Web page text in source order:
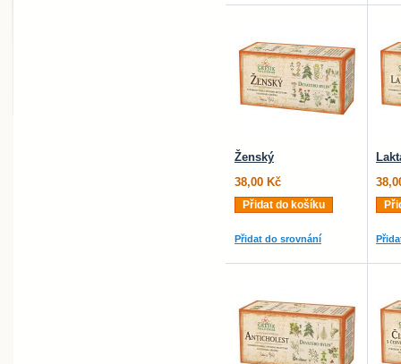
Ženský
38,00 Kč
Přidat do košíku
Přidat do srovnání